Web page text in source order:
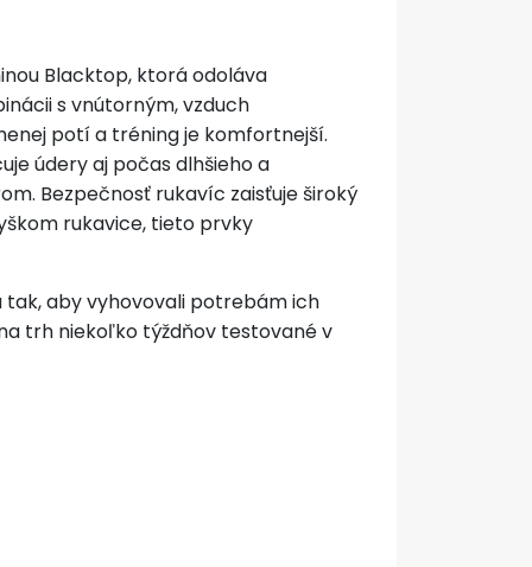
Blacktop, ktorá odoláva
s vnútorným, vzduch
potí a tréning je komfortnejší.
údery aj počas dlhšieho a
Bezpečnosť rukavíc zaisťuje široký
rukavice, tieto prvky
tak, aby vyhovovali potrebám ich
trh niekoľko týždňov testované v